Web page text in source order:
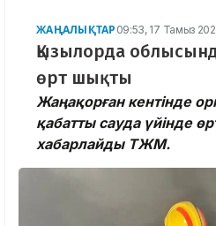
ЖАҢАЛЫҚТАР 09:53, 17 Тамыз
Қызылорда
өрт шықты
Жаңақорған кентінде
қабатты сауда үйінде
хабарлайды ТЖМ.